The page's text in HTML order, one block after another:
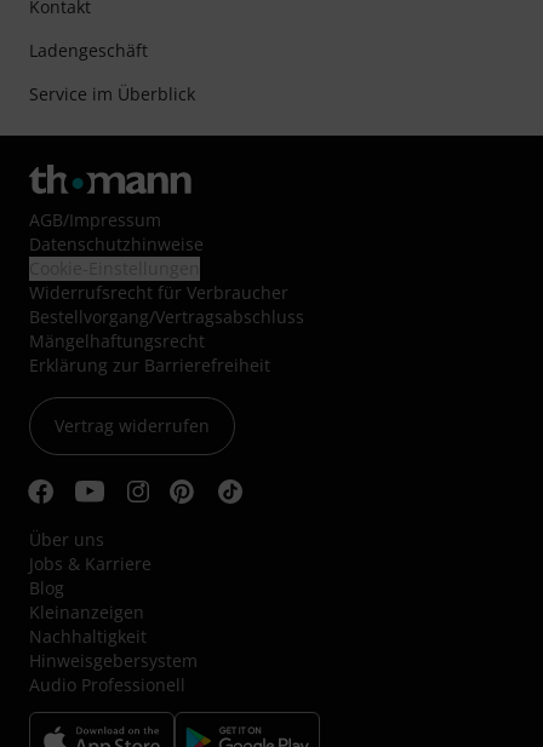
Kontakt
Ladengeschäft
Service im Überblick
AGB/Impressum
Datenschutzhinweise
Widerrufsrecht für Verbraucher
Bestellvorgang/Vertragsabschluss
Mängelhaftungsrecht
Erklärung zur Barrierefreiheit
Vertrag widerrufen
Über uns
Jobs & Karriere
Blog
Kleinanzeigen
Nachhaltigkeit
Hinweisgebersystem
Audio Professionell